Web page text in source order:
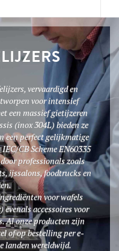
vervaardigd en
voor intensief
een massief gietijzeren
(inox 304L) bieden ze
een perfect gelijkmatige
CB Scheme EN60335
professionals zoals
ijssalons, foodtrucks en
voor wafels
accessoires voor
Al onze producten zijn
of op bestelling per e-
landen wereldwijd.